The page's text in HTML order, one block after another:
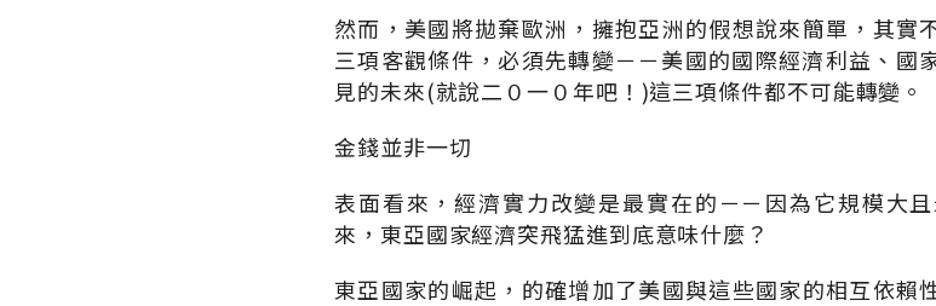
然而，美國將拋棄歐洲，擁抱亞洲的假想說來簡單，其實
三項客觀條件，必須先轉變－－美國的國際經濟利益、國
見的未來(就說二０一０年吧！)這三項條件都不可能轉變。
金錢並非一切
表面看來，經濟實力改變是最實在的－－因為它規模大
來，東亞國家經濟突飛猛進到底意味什麼？
東亞國家的崛起，的確增加了美國與這些國家的相互依賴